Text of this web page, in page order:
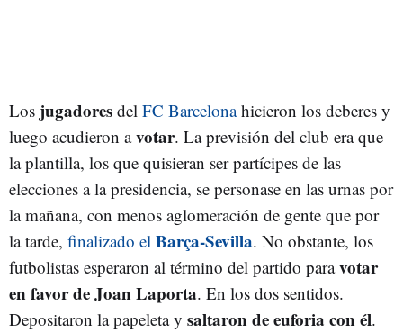
Los jugadores del FC Barcelonahicieron los deberes y
luego acudieron avotar. La previsión del club era que
la plantilla, los que quisieran ser partícipes de las
elecciones a la presidencia, se personase en las urnas por
la mañana, con menos aglomeración de gente que por
la tarde, finalizado el Barça-Sevilla. No obstante, los
futbolistas esperaron al término del partido paravotar
en favor de Joan Laporta. En los dos sentidos.
Depositaron la papeleta y saltaron de euforia con él.